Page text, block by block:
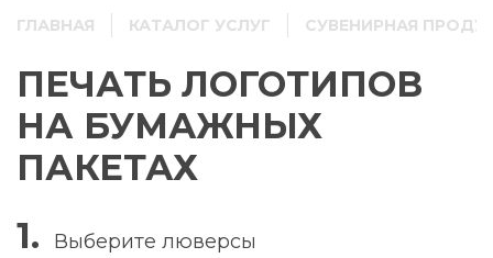
ГЛАВНАЯ КАТАЛОГ УСЛУГ СУВЕНИРНАЯ
ПЕЧАТЬ ЛОГОТИПОВ
НА БУМАЖНЫХ
ПАКЕТАХ
1. Выберите люверсы